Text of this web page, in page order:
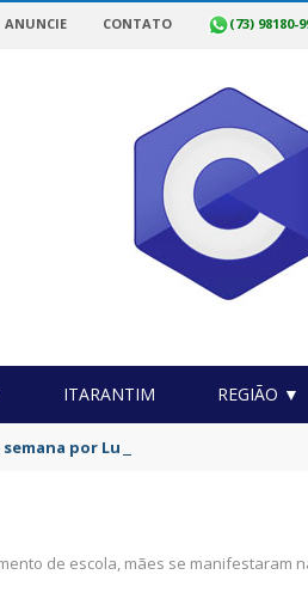
ANUNCIE CONTATO (73) 98180-
ITARANTIM REGIÃO ▼
por Lucas Sobrinho: Por que
de escola, mães se manifestaram